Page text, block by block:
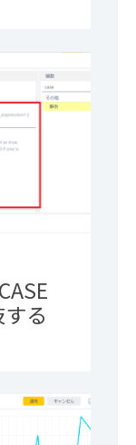
る